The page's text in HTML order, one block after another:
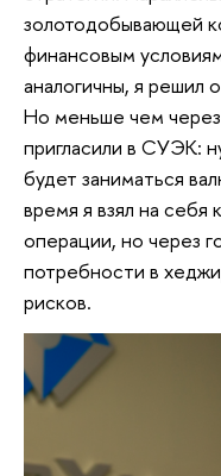
золотодобывающей
финансовым
аналогичны, я решил
Но меньше чем
пригласили в СУЭК:
будет заниматься
время я взял на
операции, но через
потребности в
рисков.